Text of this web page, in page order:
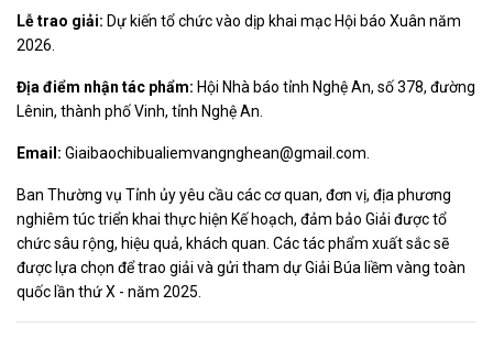
Lễ trao giải: Dự kiến tổ chức vào dịp khai mạc Hội báo Xuân năm
2026.
Địa điểm nhận tác phẩm: Hội Nhà báo tỉnh Nghệ An, số 378, đường
Lênin, thành phố Vinh, tỉnh Nghệ An.
Email: Giaibaochibualiemvangnghean@gmail.com.
Ban Thường vụ Tỉnh ủy yêu cầu các cơ quan, đơn vị, địa phương
nghiêm túc triển khai thực hiện Kế hoạch, đảm bảo Giải được tổ
chức sâu rộng, hiệu quả, khách quan. Các tác phẩm xuất sắc sẽ
được lựa chọn để trao giải và gửi tham dự Giải Búa liềm vàng toàn
quốc lần thứ X - năm 2025.